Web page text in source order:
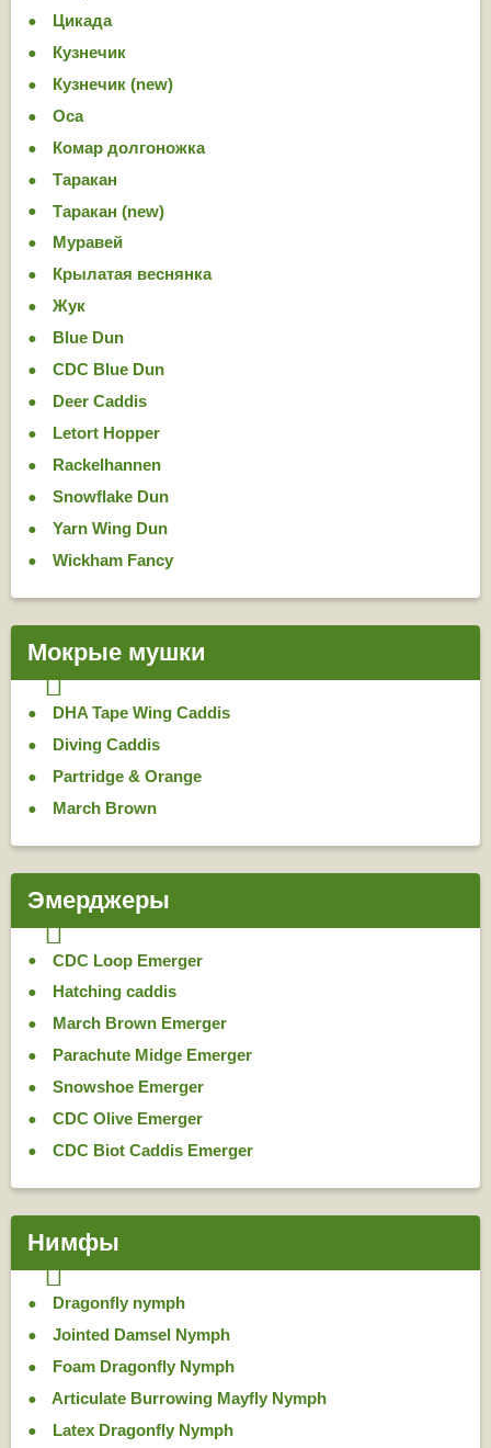
Цикада
Кузнечик
Кузнечик (new)
Оса
Комар долгоножка
Таракан
Таракан (new)
Муравей
Крылатая веснянка
Жук
Blue Dun
CDC Blue Dun
Deer Caddis
Letort Hopper
Rackelhannen
Snowflake Dun
Yarn Wing Dun
Wickham Fancy
Мокрые мушки
DHA Tape Wing Caddis
Diving Caddis
Partridge & Orange
March Brown
Эмерджеры
CDC Loop Emerger
Hatching caddis
March Brown Emerger
Parachute Midge Emerger
Snowshoe Emerger
CDC Olive Emerger
CDC Biot Caddis Emerger
Нимфы
Dragonfly nymph
Jointed Damsel Nymph
Foam Dragonfly Nymph
Articulate Burrowing Mayfly Nymph
Latex Dragonfly Nymph